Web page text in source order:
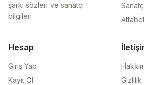
şarkı sözleri ve sanatçı
bilgileri
Hesap
Giriş Yap
Kayıt Ol
Gizlilik